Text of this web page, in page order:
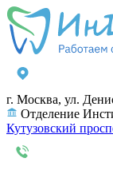
г. Москва, ул.
Отделение
Кутузовский